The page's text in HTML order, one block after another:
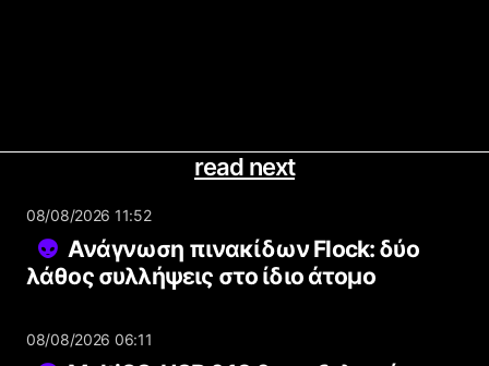
read next
08/08/2026 11:52
Ανάγνωση πινακίδων Flock: δύο
λάθος συλλήψεις στο ίδιο άτομο
08/08/2026 06:11